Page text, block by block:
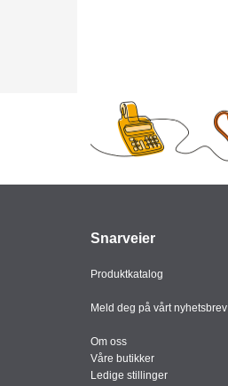
Snarveier
Produktkatalog
Meld deg på vårt nyhetsbrev
Om oss
Våre butikker
Ledige stillinger